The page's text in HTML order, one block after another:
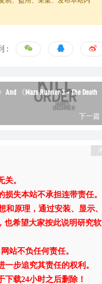
:
And 《Maze Runner 3 – The Death
下一篇
。
失本站不承担连带责任。
原理，通过安装、显示、
也希望大家按此说明研究软
站不负任何责任。
步追究其责任的权利。
载24小时之后删除！